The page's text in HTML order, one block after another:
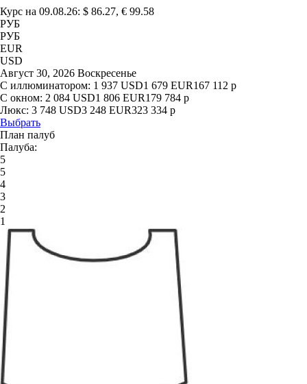
Курс на 09.08.26: $ 86.27, € 99.58
РУБ
РУБ
EUR
USD
Август 30, 2026 Воскресенье
С иллюминатором: 1 937 USD1 679 EUR167 112 р
С окном: 2 084 USD1 806 EUR179 784 р
Люкс: 3 748 USD3 248 EUR323 334 р
Выбрать
План палуб
Палуба:
5
5
4
3
2
1